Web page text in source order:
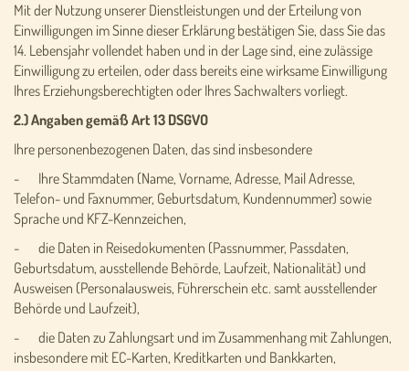
Mit der Nutzung unserer Dienstleistungen und der Erteilung von
Einwilligungen im Sinne dieser Erklärung bestätigen Sie, dass Sie das
14. Lebensjahr vollendet haben und in der Lage sind, eine zulässige
Einwilligung zu erteilen, oder dass bereits eine wirksame Einwilligung
Ihres Erziehungsberechtigten oder Ihres Sachwalters vorliegt.
2.) Angaben gemäß Art 13 DSGVO
Ihre personenbezogenen Daten, das sind insbesondere
- Ihre Stammdaten (Name, Vorname, Adresse, Mail Adresse,
Telefon- und Faxnummer, Geburtsdatum, Kundennummer) sowie
Sprache und KFZ-Kennzeichen,
- die Daten in Reisedokumenten (Passnummer, Passdaten,
Geburtsdatum, ausstellende Behörde, Laufzeit, Nationalität) und
Ausweisen (Personalausweis, Führerschein etc. samt ausstellender
Behörde und Laufzeit),
- die Daten zu Zahlungsart und im Zusammenhang mit Zahlungen,
insbesondere mit EC-Karten, Kreditkarten und Bankkarten,